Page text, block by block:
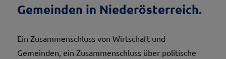
Gemeinden in Niederösterreich.
Ein Zusammenschluss von Wirtschaft und
Gemeinden, ein Zusammenschluss über politische